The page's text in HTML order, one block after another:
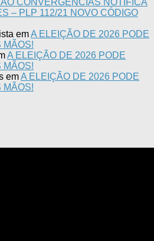
– PLP 112/21 NOVO CÓDIGO
emA ELEIÇÃO DE 2026 PODE
MÃOS!
A ELEIÇÃO DE 2026 PODE
MÃOS!
emA ELEIÇÃO DE 2026 PODE
MÃOS!